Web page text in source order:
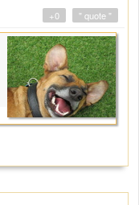
" quote "
+0